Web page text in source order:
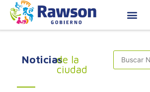
Noticiasde la
ciudad